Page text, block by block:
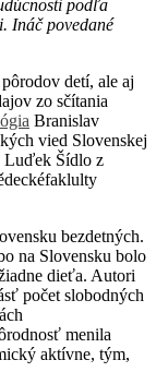
podľa
Ináč povedané
detí, ale aj
zo sčítania
Branislav
vied Slovenskej
Luďek Šídlo z
bezdetných.
na Slovensku bolo
dieťa. Autori
počet slobodných
menila
aktívne, tým,